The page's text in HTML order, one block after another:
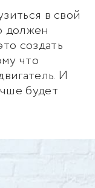
в свой
должен
создать
что
И
будет